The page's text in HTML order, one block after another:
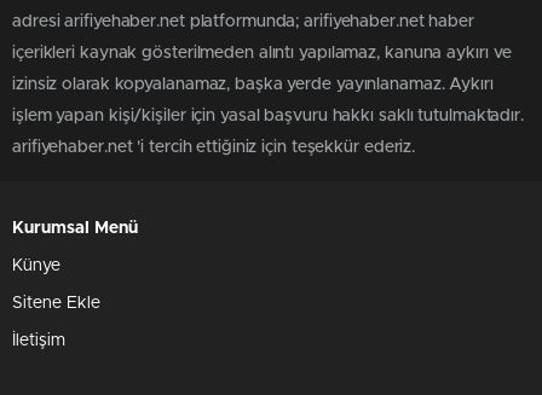
adresi arifiyehaber.net platformunda; arifiyehaber.net haber
içerikleri kaynak gösterilmeden alıntı yapılamaz, kanuna aykırı ve
izinsiz olarak kopyalanamaz, başka yerde yayınlanamaz. Aykırı
işlem yapan kişi/kişiler için yasal başvuru hakkı saklı tutulmaktadır.
arifiyehaber.net 'i tercih ettiğiniz için teşekkür ederiz.
Kurumsal Menü
Künye
Sitene Ekle
İletişim